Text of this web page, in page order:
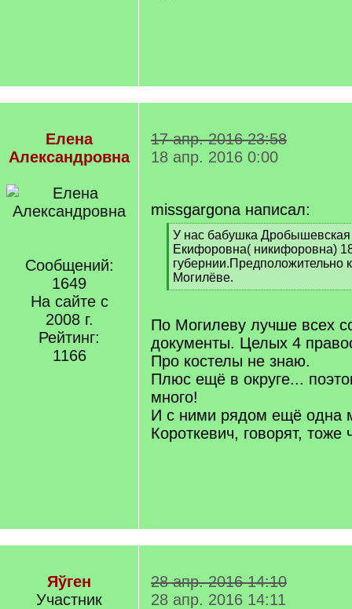
Елена
Александровна
Сообщений:
1649
На сайте с
2008 г.
Рейтинг:
1166
17 апр. 2016 23:58
18 апр. 2016 0:00
missgargona написал:
[
q
]
У нас бабушка
Екифоровна( никифоровна)
губернии.Предположительно
Могилёве.
[
q
По Могилеву лучше всех
документы. Целых 4
Про костелы не знаю.
Плюс ещё в округе...
много!
И с ними рядом ещё одна
Короткевич, говорят, тоже
Яўген
Участник
28 апр. 2016 14:10
28 апр. 2016 14:11